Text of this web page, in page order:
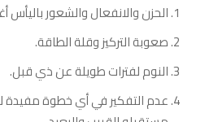
الحزن والانفعال والشعور باليأس
صعوبة التركيز وقلة الطاقة.
النوم لفترات طويلة عن ذي قبل.
عدم التفكير في أي خطوة مفيدة